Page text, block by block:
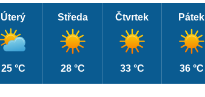
Úterý
25 °C
Středa
28 °C
Čtvrtek
33 °C
Pátek
36 °C